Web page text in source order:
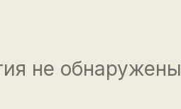
не обнаружены